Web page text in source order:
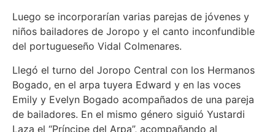
Luego se incorporarían varias parejas de jóvenes y
niños bailadores de Joropo y el canto inconfundible
del portugueseño Vidal Colmenares.
Llegó el turno del Joropo Central con los Hermanos
Bogado, en el arpa tuyera Edward y en las voces
Emily y Evelyn Bogado acompañados de una pareja
de bailadores. En el mismo género siguió Yustardi
Laza el “Príncipe del Arpa”, acompañando al